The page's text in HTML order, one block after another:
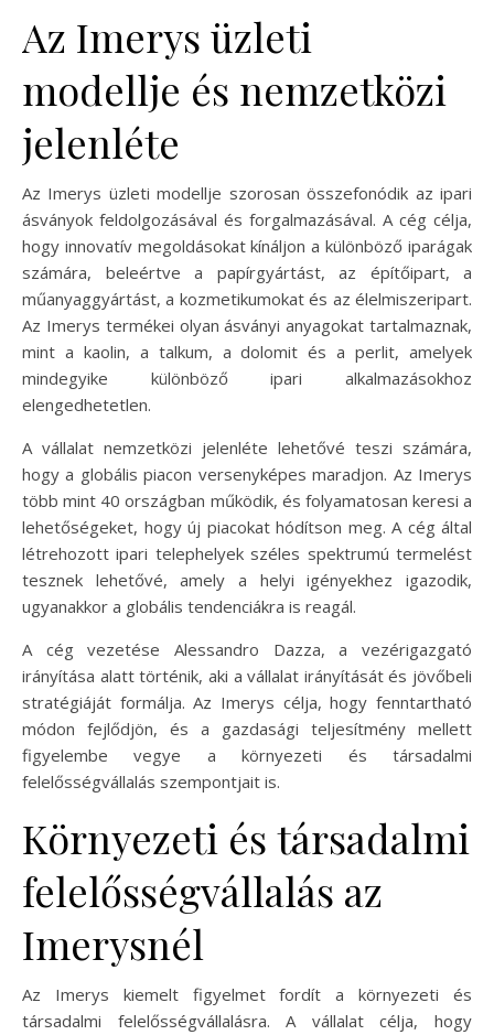
Az Imerys üzleti
modellje és nemzetközi
jelenléte
Az Imerys üzleti modellje szorosan összefonódik az ipari
ásványok feldolgozásával és forgalmazásával. A cég célja,
hogy innovatív megoldásokat kínáljon a különböző iparágak
számára, beleértve a papírgyártást, az építőipart, a
műanyaggyártást, a kozmetikumokat és az élelmiszeripart.
Az Imerys termékei olyan ásványi anyagokat tartalmaznak,
mint a kaolin, a talkum, a dolomit és a perlit, amelyek
mindegyike különböző ipari alkalmazásokhoz
elengedhetetlen.
A vállalat nemzetközi jelenléte lehetővé teszi számára,
hogy a globális piacon versenyképes maradjon. Az Imerys
több mint 40 országban működik, és folyamatosan keresi a
lehetőségeket, hogy új piacokat hódítson meg. A cég által
létrehozott ipari telephelyek széles spektrumú termelést
tesznek lehetővé, amely a helyi igényekhez igazodik,
ugyanakkor a globális tendenciákra is reagál.
A cég vezetése Alessandro Dazza, a vezérigazgató
irányítása alatt történik, aki a vállalat irányítását és jövőbeli
stratégiáját formálja. Az Imerys célja, hogy fenntartható
módon fejlődjön, és a gazdasági teljesítmény mellett
figyelembe vegye a környezeti és társadalmi
felelősségvállalás szempontjait is.
Környezeti és társadalmi
felelősségvállalás az
Imerysnél
Az Imerys kiemelt figyelmet fordít a környezeti és
társadalmi felelősségvállalásra. A vállalat célja, hogy